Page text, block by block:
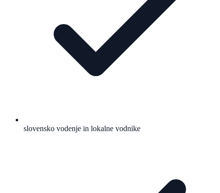
slovensko vodenje in lokalne vodnike